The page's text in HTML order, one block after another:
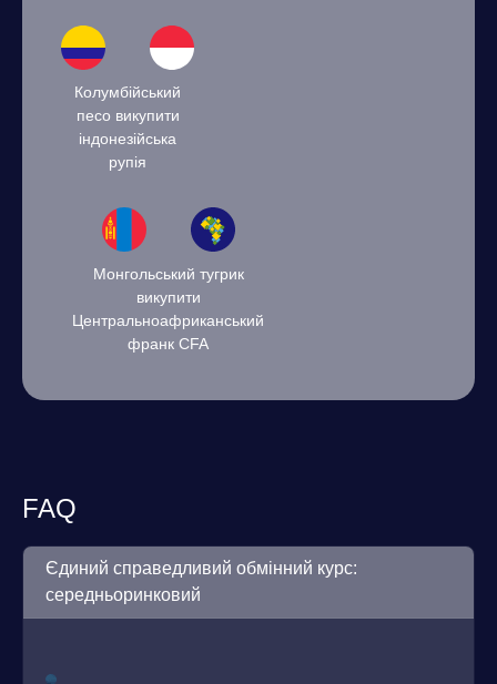
Колумбійський
песо викупити
індонезійська
рупія
Монгольський тугрик
викупити
Центральноафриканський
франк CFA
FAQ
Єдиний справедливий обмінний курс:
середньоринковий